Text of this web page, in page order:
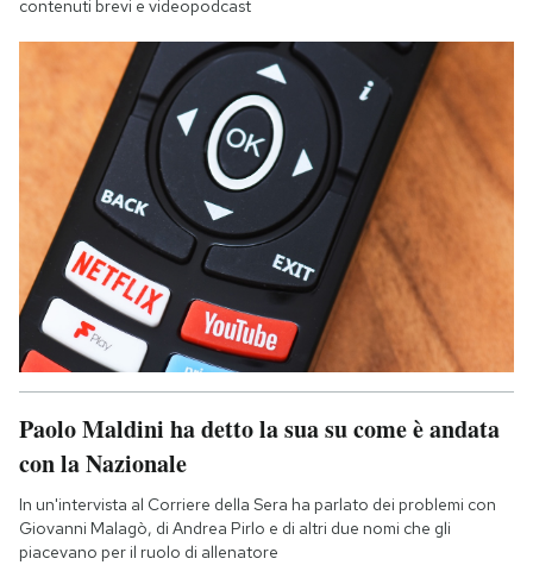
contenuti brevi e videopodcast
Paolo Maldini ha detto la sua su come è andata
con la Nazionale
In un'intervista al Corriere della Sera ha parlato dei problemi con
Giovanni Malagò, di Andrea Pirlo e di altri due nomi che gli
piacevano per il ruolo di allenatore